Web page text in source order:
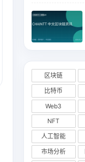
区块链
比特币
Web3
NFT
人工智能
市场分析